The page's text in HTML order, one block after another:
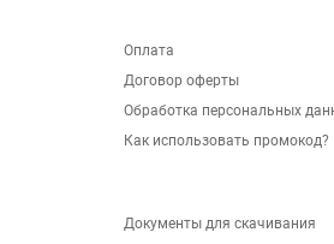
Оплата
Договор оферты
Обработка персональных
Как использовать промокод?
Документы для скачивания